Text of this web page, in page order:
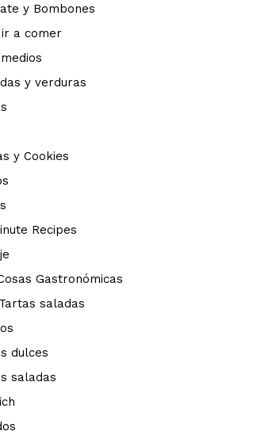
y Bombones
ir a comer
y verduras
y Cookies
Recipes
Gastronómicas
saladas
dulces
saladas